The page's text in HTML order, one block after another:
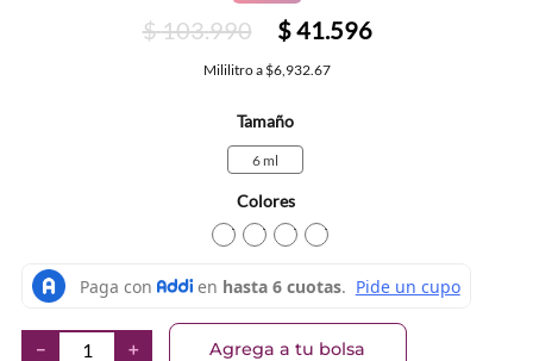
$103.990 $41.596
Mililitroa $6,932.67
Tamaño
6 ml
Colores
TEXTURA_8028115006191
TEXTURA_8028115010020
TEXTURA_8028115003718
＋
－ Agrega a tu bolsa